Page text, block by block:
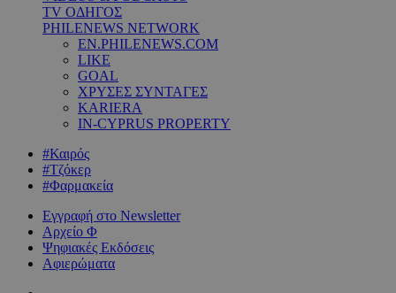
TV ΟΔΗΓΟΣ
PHILENEWS NETWORK
EN.PHILENEWS.COM
LIKE
GOAL
ΧΡΥΣΕΣ ΣΥΝΤΑΓΕΣ
KARIERA
IN-CYPRUS PROPERTY
#Καιρός
#Τζόκερ
#Φαρμακεία
Εγγραφή στο Newsletter
Αρχείο Φ
Ψηφιακές Εκδόσεις
Αφιερώματα